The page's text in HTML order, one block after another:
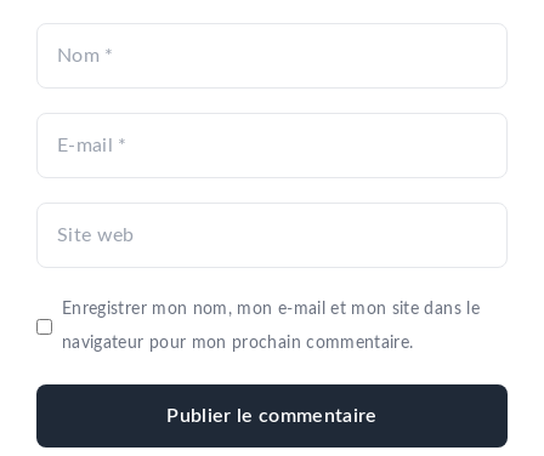
Enregistrer mon nom, mon e-mail et mon site dans le
navigateur pour mon prochain commentaire.